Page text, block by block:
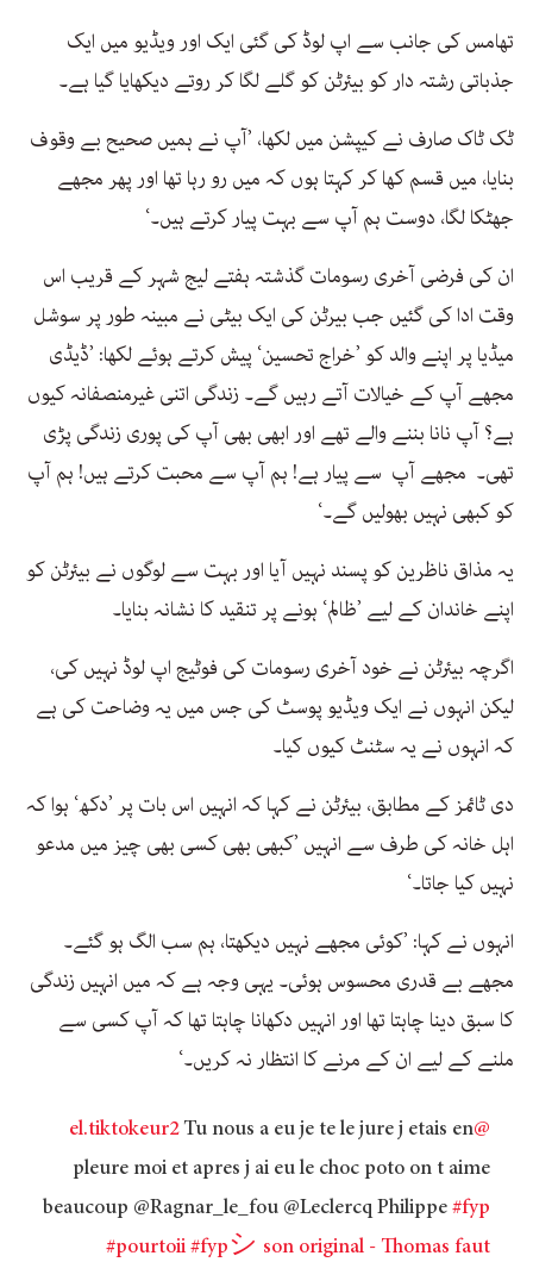
تھامس کی جانب سے اپ لوڈ کی گئی ایک اور ویڈیو میں ایک
جذباتی رشتہ دار کو بیئرٹن کو گلے لگا کر روتے دیکھایا گیا ہے۔
ٹک ٹاک صارف نے کیپشن میں لکھا، ’آپ نے ہمیں صحیح بے وقوف
بنایا، میں قسم کھا کر کہتا ہوں کہ میں رو رہا تھا اور پھر مجھے
جھٹکا لگا، دوست ہم آپ سے بہت پیار کرتے ہیں۔‘
ان کی فرضی آخری رسومات گذشتہ ہفتے لیج شہر کے قریب اس
وقت ادا کی گئیں جب بیرٹن کی ایک بیٹی نے مبینہ طور پر سوشل
میڈیا پر اپنے والد کو ’خراج تحسین‘ پیش کرتے ہوئے لکھا: ’ڈیڈی
مجھے آپ کے خیالات آتے رہیں گے۔ زندگی اتنی غیرمنصفانہ کیوں
ہے؟ آپ نانا بننے والے تھے اور ابھی بھی آپ کی پوری زندگی پڑی
تھی۔ مجھے آپ سے پیار ہے! ہم آپ سے محبت کرتے ہیں! ہم آپ
کو کبھی نہیں بھولیں گے۔‘
یہ مذاق ناظرین کو پسند نہیں آیا اور بہت سے لوگوں نے بیئرٹن کو
اپنے خاندان کے لیے ’ظالم‘ ہونے پر تنقید کا نشانہ بنایا۔
اگرچہ بیئرٹن نے خود آخری رسومات کی فوٹیج اپ لوڈ نہیں کی،
لیکن انہوں نے ایک ویڈیو پوسٹ کی جس میں یہ وضاحت کی ہے
کہ انہوں نے یہ سٹنٹ کیوں کیا۔
دی ٹائمز کے مطابق، بیئرٹن نے کہا کہ انہیں اس بات پر ’دکھ‘ ہوا کہ
اہل خانہ کی طرف سے انہیں ’کبھی بھی کسی بھی چیز میں مدعو
نہیں کیا جاتا۔‘
انہوں نے کہا: ’کوئی مجھے نہیں دیکھتا، ہم سب الگ ہو گئے۔
مجھے بے قدری محسوس ہوئی۔ یہی وجہ ہے کہ میں انہیں زندگی
کا سبق دینا چاہتا تھا اور انہیں دکھانا چاہتا تھا کہ آپ کسی سے
ملنے کے لیے ان کے مرنے کا انتظار نہ کریں۔‘
@el.tiktokeur2
Tu nous a eu je te le jure j etais en
pleure moi et apres j ai eu le choc poto on t aime
beaucoup @Ragnar_le_fou @Leclercq Philippe#fyp
#pourtoii#fypシ son original - Thomas faut